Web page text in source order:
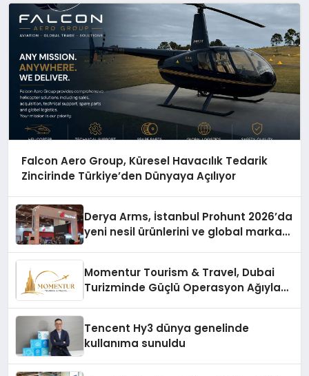
Falcon Aero Group, Küresel Havacılık Tedarik
Zincirinde Türkiye’den Dünyaya Açılıyor
Derya Arms, İstanbul Prohunt 2026’da
yeni nesil ürünlerini ve global marka
Momentur Tourism & Travel, Dubai
Turizminde Güçlü Operasyon Ağıyla
Tencent Hy3 dünya genelinde
kullanıma sunuldu